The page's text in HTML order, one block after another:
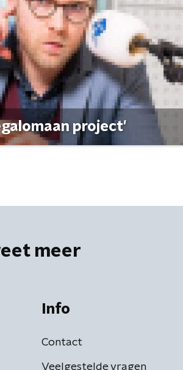
project'
meer
Info
Contact
Veelgestelde vragen